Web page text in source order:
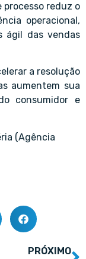
processo reduz o
operacional,
ágil das vendas
a resolução
aumentem sua
consumidor e
(Agência
PRÓXIMO